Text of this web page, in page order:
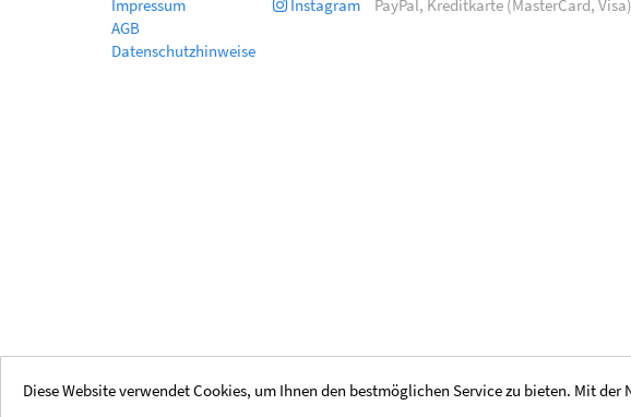
Impressum
AGB
Datenschutzhinweise
Instagram
PayPal, Kreditkarte (MasterCard, Visa)
Diese Website verwendet Cookies, um Ihnen den bestmöglichen Service zu bieten. Mit